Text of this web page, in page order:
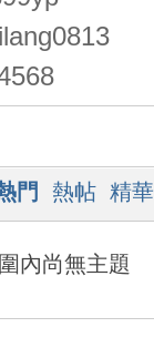
門 熱帖 精華
內尚無主題